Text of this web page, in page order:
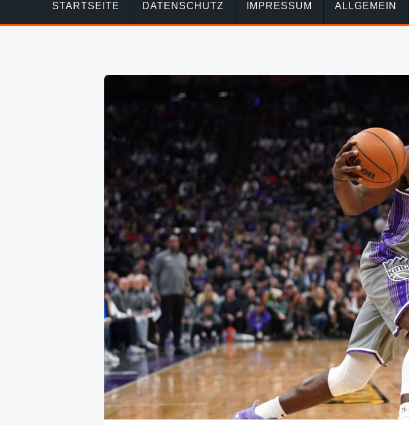
STARTSEITE DATENSCHUTZ IMPRESSUM ALLGEMEIN